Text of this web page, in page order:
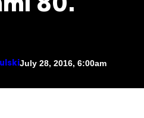
80.
July 28, 2016, 6:00am